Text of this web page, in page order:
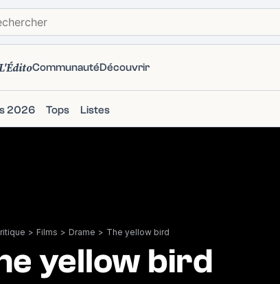
CommunautéDécouvrir
2026 Tops Listes
> Films > Drame > The yellow bird
yellow bird